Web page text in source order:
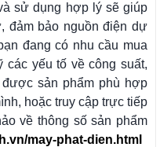
sử dụng hợp lý sẽ giúp
đảm bảo nguồn điện dự
đang có nhu cầu mua
các yếu tố về công suất,
sản phẩm phù hợp
hoặc truy cập trực tiếp
về thông số sản phẩm
may-phat-dien.html